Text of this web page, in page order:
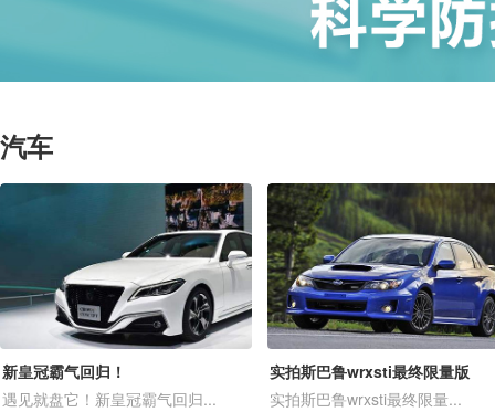
汽车
新皇冠霸气回归！
遇见就盘它！新皇冠霸气回归...
实拍斯巴鲁wrxsti最终限量版
实拍斯巴鲁wrxsti最终限量...